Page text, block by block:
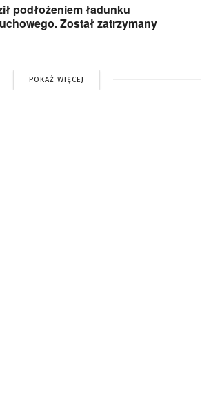
podłożeniem ładunku
Został zatrzymany
POKAŻ WIĘCEJ